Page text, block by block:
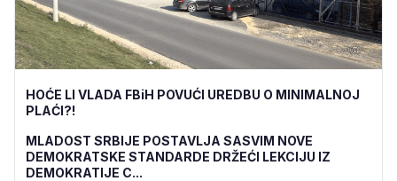
HOĆE LI VLADA FBiH POVUĆI UREDBU O MINIMALNOJ
PLAĆI?!
MLADOST SRBIJE POSTAVLJA SASVIM NOVE
DEMOKRATSKE STANDARDE DRŽEĆI LEKCIJU IZ
DEMOKRATIJE C...